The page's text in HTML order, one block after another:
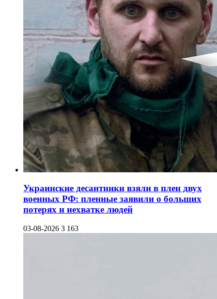
Украинские десантники взяли в плен двух
военных РФ: пленные заявили о больших
потерях и нехватке людей
03-08-2026 3 163